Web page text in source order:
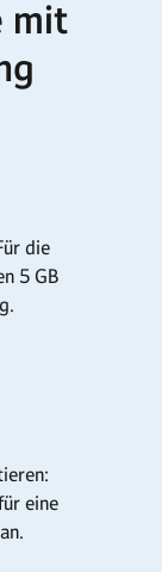
mit
die
5 GB
eine